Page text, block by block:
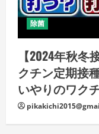
除菌
【2024年秋
クチン定期接
いやりのワク